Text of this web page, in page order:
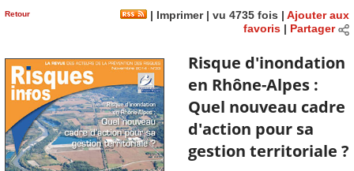
Retour | Imprimer| vu 4735 fois | Ajouter aux
favoris| Partager
Risque d'inondation
en Rhône-Alpes :
Quel nouveau cadre
d'action pour sa
gestion territoriale ?